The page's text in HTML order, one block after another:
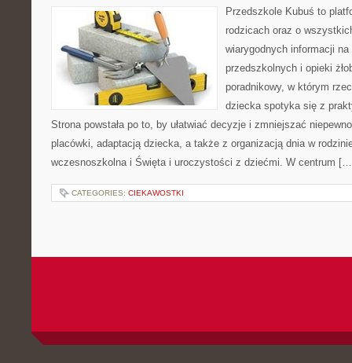
Przedszkole Kubuś to
rodzicach oraz o
wiarygodnych informacji
przedszkolnych i opieki
poradnikowy, w którym
dziecka spotyka się z
Strona powstała po to, by ułatwiać decyzje i zmniejszać
placówki, adaptacją dziecka, a także z organizacją dnia w
wczesnoszkolna i Święta i uroczystości z dziećmi. W centrum
CATEGORIES: CIEKAWOSTKI